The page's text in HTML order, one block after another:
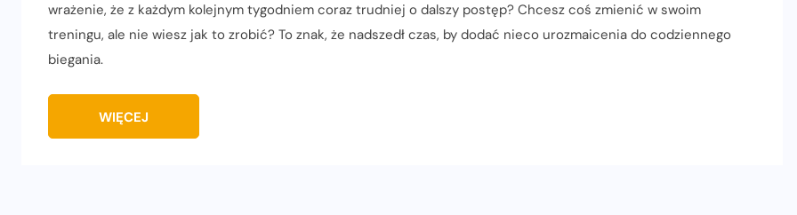
wrażenie, że z każdym kolejnym tygodniem coraz trudniej o dalszy postęp? Chcesz coś zmienić w swoim
treningu, ale nie wiesz jak to zrobić? To znak, że nadszedł czas, by dodać nieco urozmaicenia do codziennego
biegania.
WIĘCEJ